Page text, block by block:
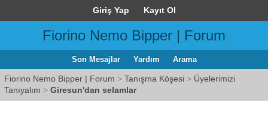
Giriş Yap Kayıt Ol
Fiorino Nemo Bipper | Forum
Son Mesajlar Yardım Arama
Fiorino Nemo Bipper | Forum > Tanışma Köşesi > Üyelerimizi
Tanıyalım > Giresun'dan selamlar